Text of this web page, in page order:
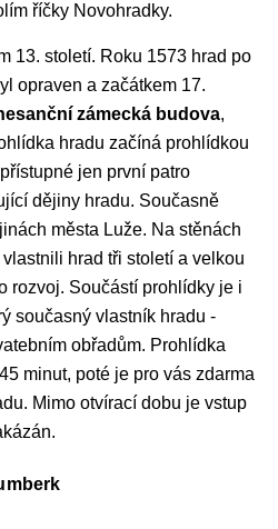
říčky Novohradky.
13. století. Roku 1573 hrad po
opraven a začátkem 17.
zámecká budova,
hradu začíná prohlídkou
jen první patro
dějiny hradu. Současně
města Luže. Na stěnách
hrad tři století a velkou
rozvoj. Součástí prohlídky je i
současný vlastník hradu -
obřadům. Prohlídka
minut, poté je pro vás zdarma
Mimo otvírací dobu je vstup